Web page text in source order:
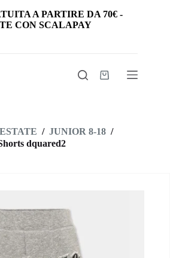
A PARTIRE DA 70€ -
CON SCALAPAY
Carrello
/ JUNIOR 8-18 /
dquared2